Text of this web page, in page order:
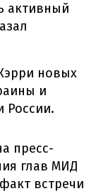
активный
новых
и
России.
пресс-
глав МИД
встречи